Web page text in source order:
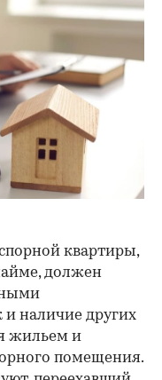
квартиры,
должен
и наличие других
жильем и
помещения.